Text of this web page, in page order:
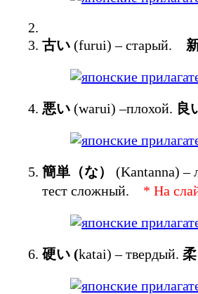
古い (furui) – старый.
悪い (warui) –плохой. 良
簡単（な） (Kantanna) –
тест сложный. * На
硬い (katai) – твердый.